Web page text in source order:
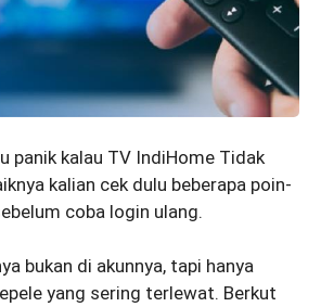
panik kalau TV IndiHome Tidak
kalian cek dulu beberapa poin-
coba login ulang.
bukan di akunnya, tapi hanya
yang sering terlewat. Berkut